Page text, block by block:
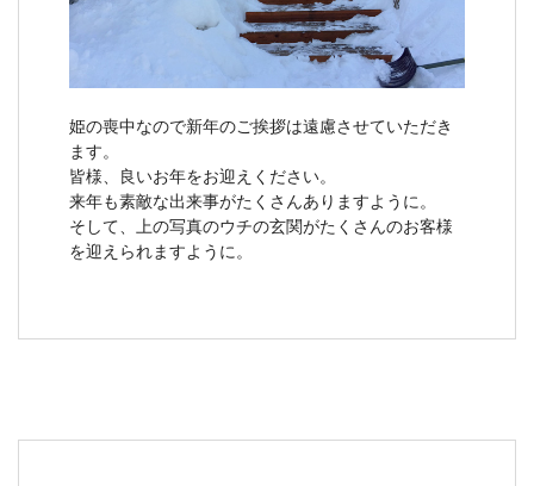
姫の喪中なので新年のご挨拶は遠慮させていただき
ます。
皆様、良いお年をお迎えください。
来年も素敵な出来事がたくさんありますように。
そして、上の写真のウチの玄関がたくさんのお客様
を迎えられますように。